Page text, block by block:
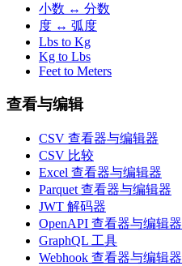
小数 ↔ 分数
度 ↔ 弧度
Lbs to Kg
Kg to Lbs
Feet to Meters
查看与编辑
CSV 查看器与编辑器
CSV 比较
Excel 查看器与编辑器
Parquet 查看器与编辑器
JWT 解码器
OpenAPI 查看器与编辑器
GraphQL 工具
Webhook 查看器与编辑器